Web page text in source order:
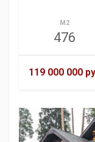
М2
476
119 000 000